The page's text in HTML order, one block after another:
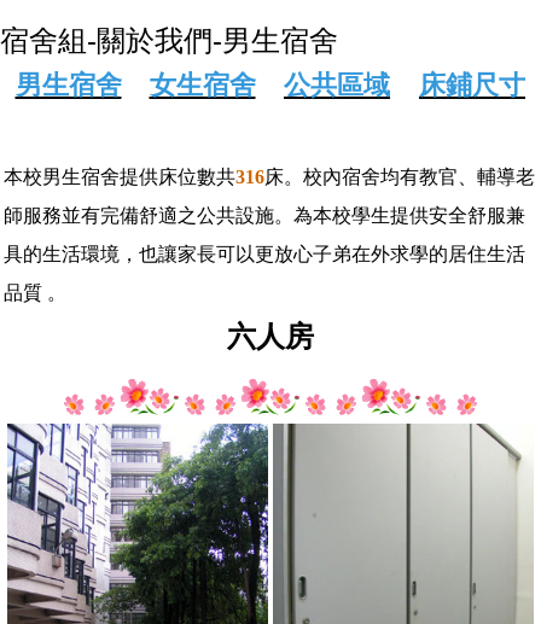
宿舍組-關於我們-男生宿舍
男生宿舍 女生宿舍 公共區域 床鋪尺寸
本校男生宿舍提供床位數共316床。校內宿舍均有教官、輔導老
師服務並有完備舒適之公共設施。為本校學生提供安全舒服兼
具的生活環境，也讓家長可以更放心子弟在外求學的居住生活
品質 。
六人房